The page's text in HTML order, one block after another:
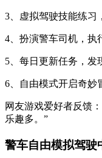
3、虚拟驾驶技能练习
4、扮演警车司机，执
5、每日更新任务，发
6、自由模式开启奇妙
网友游戏爱好者反馈
乐趣多。”
警车自由模拟驾驶